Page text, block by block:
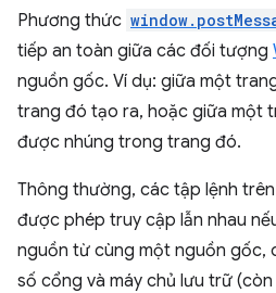
Phương thức
tiếp an toàn giữa các đối tượng
nguồn gốc. Ví dụ: giữa một
trang đó tạo ra, hoặc giữa một
được nhúng trong trang đó.
Thông thường, các tập lệnh
được phép truy cập lẫn nhau
nguồn từ cùng một nguồn gốc,
số cổng và máy chủ lưu trữ (còn